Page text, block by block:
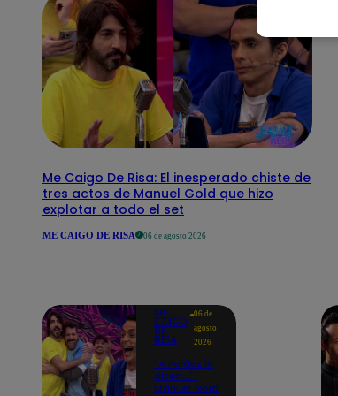
Me Caigo De Risa: El inesperado chiste de
tres actos de Manuel Gold que hizo
explotar a todo el set
ME CAIGO DE RISA 06 de agosto 2026
ME
CAIGO
DE
RISA
06 de
agosto
2026
"A Peláez le
dicen...":
Manuel Gold